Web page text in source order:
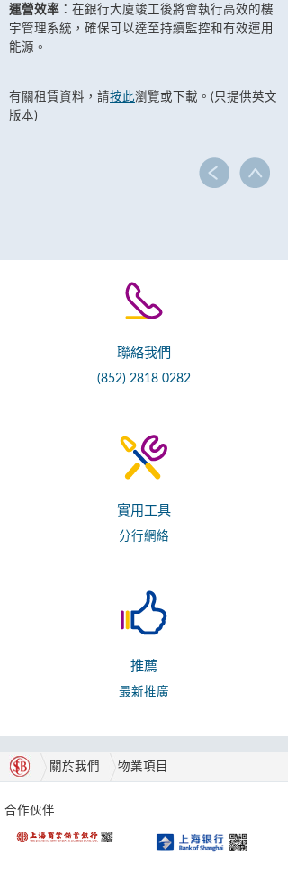
運營效率 ：在銀行大廈竣工後將會執行高效的樓
宇管理系統，確保可以達至持續監控和有效運用
能源。
有關租賃資料，請按此瀏覽或下載。(只提供英文
版本)
聯絡我們
(852) 2818 0282
實用工具
分行網絡
推薦
最新推廣
關於我們 物業項目
合作伙伴